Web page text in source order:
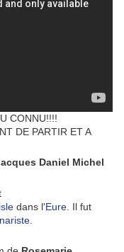
CONNU!!!!
DE PARTIR ET A
Daniel Michel
dans l'Eure . Il fut